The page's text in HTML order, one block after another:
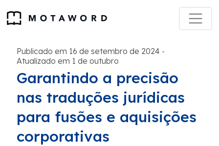
Publicado em 16 de setembro de 2024 -
Atualizado em 1 de outubro
Garantindo a precisão
nas traduções jurídicas
para fusões e aquisições
corporativas